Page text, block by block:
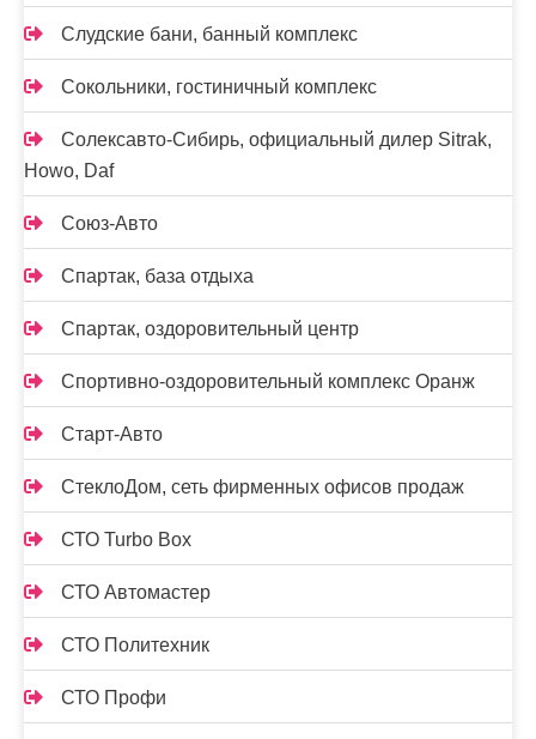
Слудские бани, банный комплекс
Сокольники, гостиничный комплекс
Солексавто-Сибирь, официальный дилер Sitrak,
Howo, Daf
Союз-Авто
Спартак, база отдыха
Спартак, оздоровительный центр
Спортивно-оздоровительный комплекс Оранж
Старт-Авто
СтеклоДом, сеть фирменных офисов продаж
СТО Turbo Box
СТО Автомастер
СТО Политехник
СТО Профи